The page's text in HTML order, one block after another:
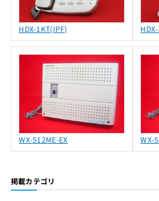
HDX-1KT(IPF)
WX-512ME-EX WX-
掲載カテゴリ